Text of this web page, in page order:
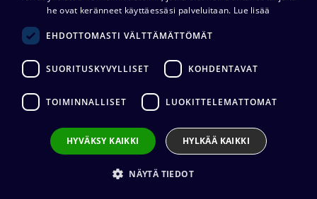
Cordial CMD 8 DIGITAL
8x2x0,14 mm², Ø12,0 mm
11,65
Kaapelin valmistaja
Ulkovaipan materiaali: PVC
Impedanssi:110 ohm
he ovat keränneet käyttäessäsi palveluitaan. Lue lisää
EHDOTTOMASTI VÄLTTÄMÄTTÖMÄT
SUORITUSKYVYLLISET KOHDENTAVAT
TOIMINNALLISET LUOKITTELEMATTOMAT
HYVÄKSY KAIKKI HYLKÄÄ KAIKKI
NÄYTÄ TIEDOT